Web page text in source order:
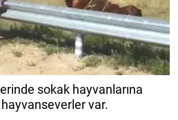
sokak hayvanlarına
var.